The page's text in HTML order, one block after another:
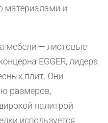
материалами и
мебели — листовые
EGGER, лидера
плит. Они
размеров,
палитрой
используется